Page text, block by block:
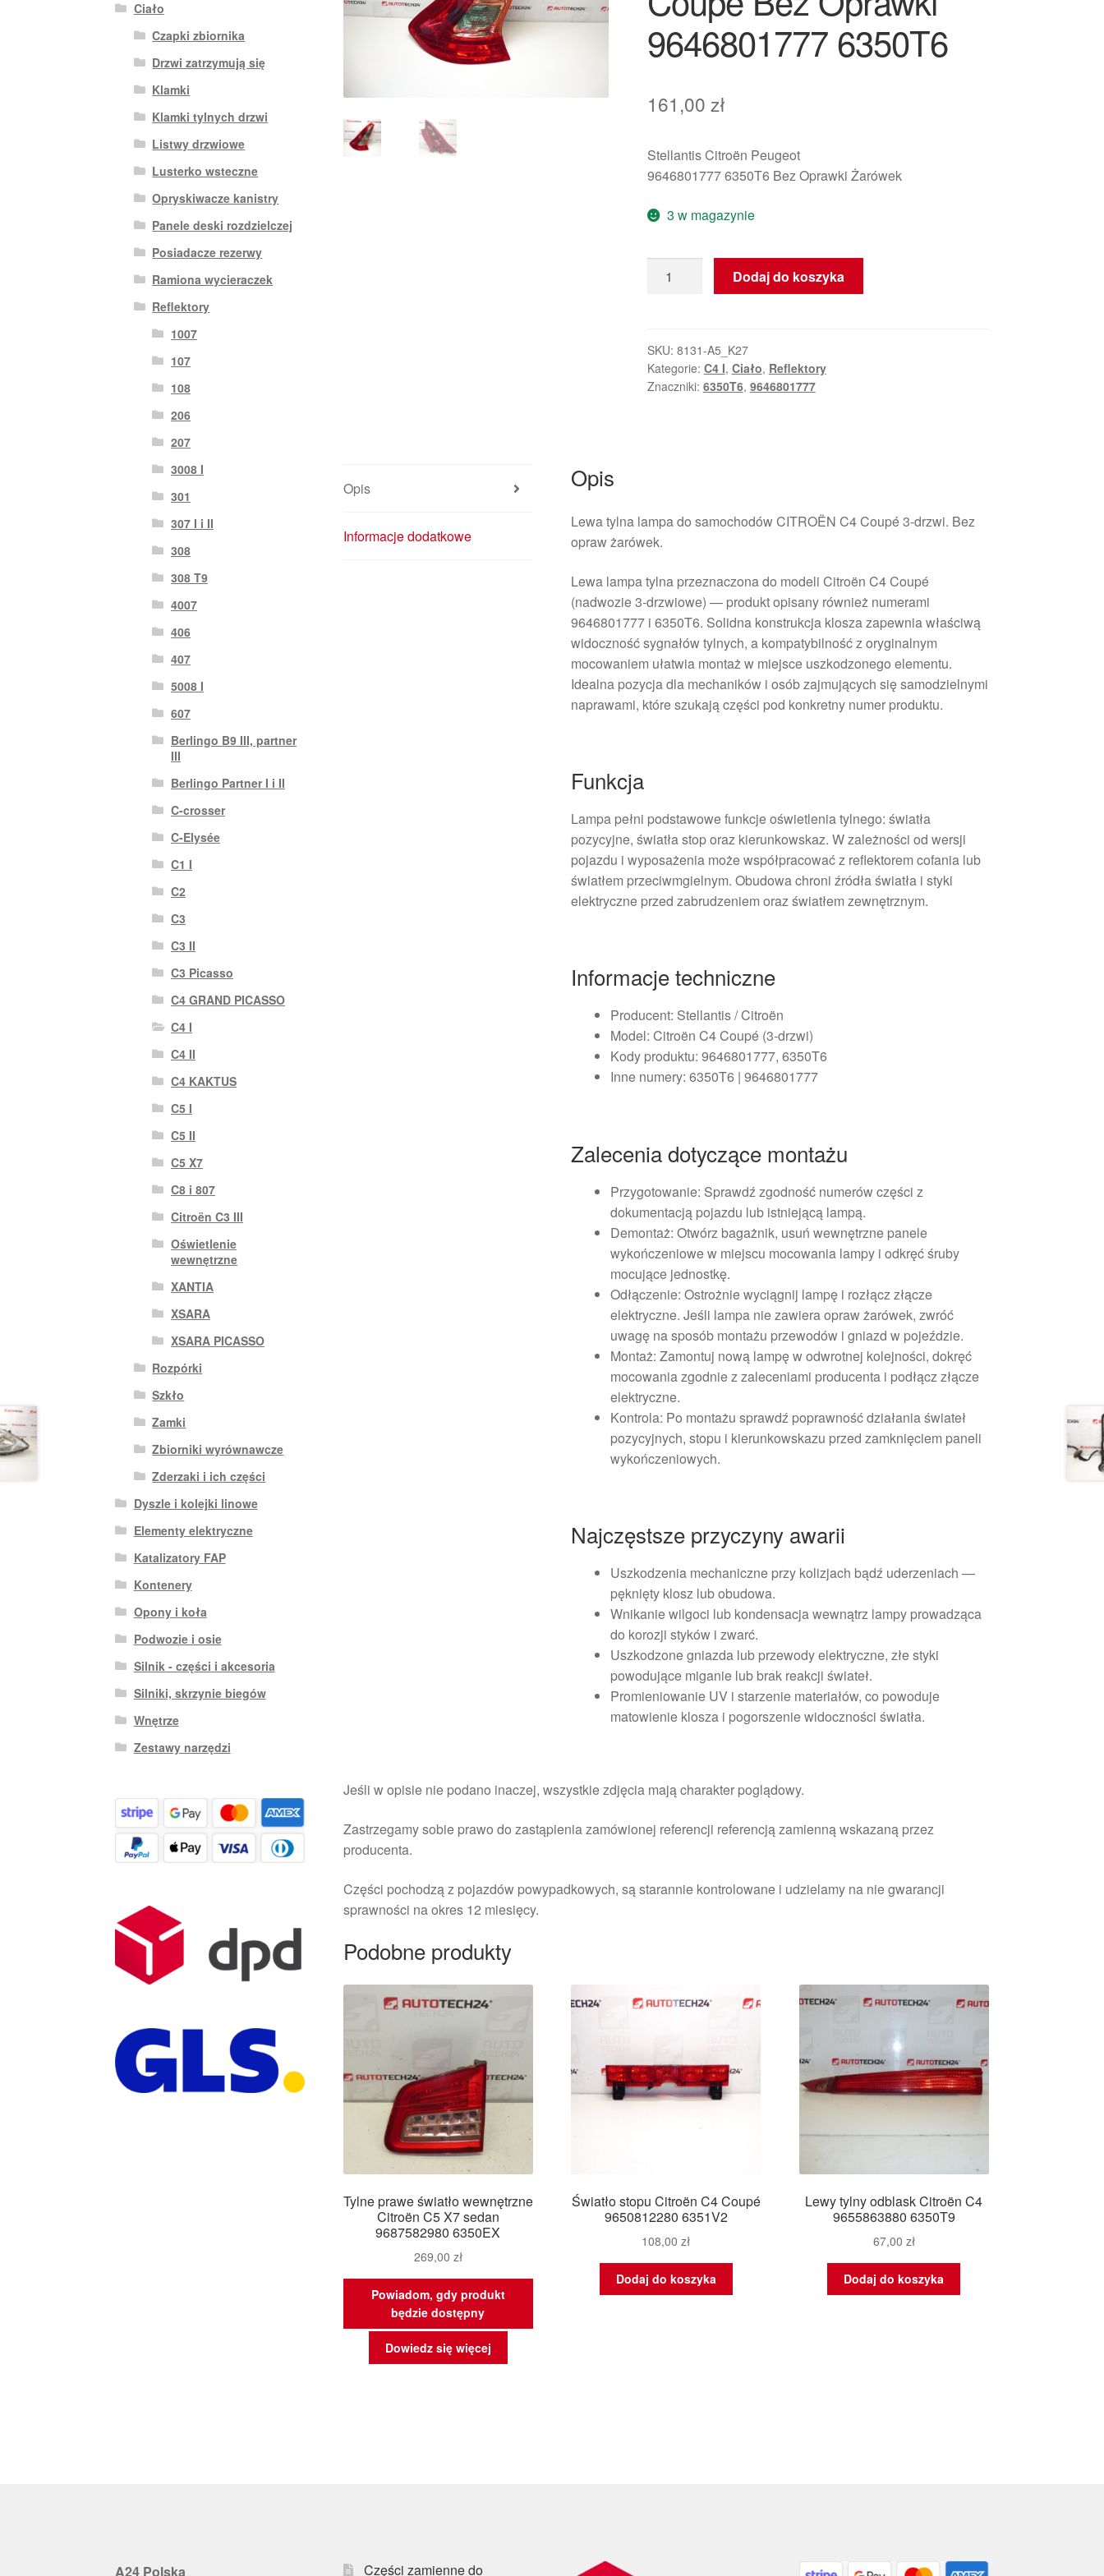
9646801777 6350T6
161,00 zł
Stellantis Citroën Peugeot
9646801777 6350T6 Bez Oprawki Żarówek
3 w magazynie
Lewa
Światło
Citroën
C4
Dodaj do koszyka
SKU: 8131-A5_K27
Kategorie: C4 I, Ciało, Reflektory
Znaczniki: 6350T6, 9646801777
Opis
Informacje dodatkowe
Opis
Lewa tylna lampa do samochodów CITROËN C4 Coupé 3-drzwi. Bez
opraw żarówek.
Lewa lampa tylna przeznaczona do modeli Citroën C4 Coupé
(nadwozie 3‑drzwiowe) — produkt opisany również numerami
9646801777 i 6350T6. Solidna konstrukcja klosza zapewnia właściwą
widoczność sygnałów tylnych, a kompatybilność z oryginalnym
mocowaniem ułatwia montaż w miejsce uszkodzonego elementu.
Idealna pozycja dla mechaników i osób zajmujących się samodzielnymi
naprawami, które szukają części pod konkretny numer produktu.
Funkcja
Lampa pełni podstawowe funkcje oświetlenia tylnego: światła
pozycyjne, światła stop oraz kierunkowskaz. W zależności od wersji
pojazdu i wyposażenia może współpracować z reflektorem cofania lub
światłem przeciwmgielnym. Obudowa chroni źródła światła i styki
elektryczne przed zabrudzeniem oraz światłem zewnętrznym.
Informacje techniczne
Producent: Stellantis / Citroën
Model: Citroën C4 Coupé (3-drzwi)
Kody produktu: 9646801777, 6350T6
Inne numery: 6350T6 | 9646801777
Zalecenia dotyczące montażu
Przygotowanie: Sprawdź zgodność numerów części z
dokumentacją pojazdu lub istniejącą lampą.
Demontaż: Otwórz bagażnik, usuń wewnętrzne panele
wykończeniowe w miejscu mocowania lampy i odkręć śruby
mocujące jednostkę.
Odłączenie: Ostrożnie wyciągnij lampę i rozłącz złącze
elektryczne. Jeśli lampa nie zawiera opraw żarówek, zwróć
uwagę na sposób montażu przewodów i gniazd w pojeździe.
Montaż: Zamontuj nową lampę w odwrotnej kolejności, dokręć
mocowania zgodnie z zaleceniami producenta i podłącz złącze
elektryczne.
Kontrola: Po montażu sprawdź poprawność działania świateł
pozycyjnych, stopu i kierunkowskazu przed zamknięciem paneli
wykończeniowych.
Najczęstsze przyczyny awarii
Uszkodzenia mechaniczne przy kolizjach bądź uderzeniach —
pęknięty klosz lub obudowa.
Wnikanie wilgoci lub kondensacja wewnątrz lampy prowadząca
do korozji styków i zwarć.
Uszkodzone gniazda lub przewody elektryczne, złe styki
powodujące miganie lub brak reakcji świateł.
Promieniowanie UV i starzenie materiałów, co powoduje
matowienie klosza i pogorszenie widoczności światła.
Jeśli w opisie nie podano inaczej, wszystkie zdjęcia mają charakter poglądowy.
Zastrzegamy sobie prawo do zastąpienia zamówionej referencji referencją zamienną wskazaną przez
producenta.
Części pochodzą z pojazdów powypadkowych, są starannie kontrolowane i udzielamy na nie gwarancji
sprawności na okres 12 miesięcy.
Podobne produkty
Tylne prawe światło wewnętrzne
Citroën C5 X7 sedan
9687582980 6350EX
269,00 zł
Powiadom, gdy produkt
będzie dostępny
Dowiedz się więcej
Światło stopu Citroën C4 Coupé
9650812280 6351V2
108,00zł
Dodaj do koszyka
Lewy tylny odblask Citroën C4
9655863880 6350T9
67,00 zł
Dodaj do koszyka
Ciało
Czapki zbiornika
Drzwi zatrzymują się
Klamki
Klamki tylnych drzwi
Listwy drzwiowe
Lusterko wsteczne
Opryskiwacze kanistry
Panele deski rozdzielczej
Posiadacze rezerwy
Ramiona wycieraczek
Reflektory
1007
107
108
206
207
3008 I
301
307 I i II
308
308 T9
4007
406
407
5008 I
607
Berlingo B9 III, partner
III
Berlingo Partner I i II
C-crosser
C-Elysée
C1 I
C2
C3
C3 II
C3 Picasso
C4 GRAND PICASSO
C4 I
C4 II
C4 KAKTUS
C5 I
C5 II
C5 X7
C8 i 807
Citroën C3 III
Oświetlenie
wewnętrzne
XANTIA
XSARA
XSARA PICASSO
Rozpórki
Szkło
Zamki
Zbiorniki wyrównawcze
Zderzaki i ich części
Dyszle i kolejki linowe
Elementy elektryczne
Katalizatory FAP
Kontenery
Opony i koła
Podwozie i osie
Silnik - części i akcesoria
Silniki, skrzynie biegów
Wnętrze
Zestawy narzędzi
A24 Polska Części zamienne do